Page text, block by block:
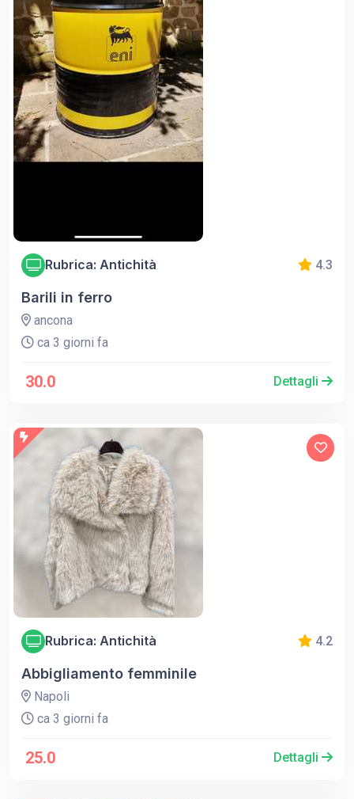
Rubrica: Antichità 4.3
Barili in ferro
ancona
ca 3 giorni fa
30.0 Dettagli
Rubrica: Antichità 4.2
Abbigliamento femminile
Napoli
ca 3 giorni fa
25.0 Dettagli